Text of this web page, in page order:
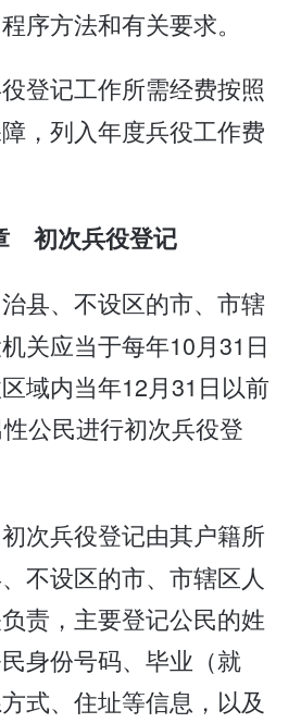
序方法和有关要求。
登记工作所需经费按照
，列入年度兵役工作费
初次兵役登记
县、不设区的市、市辖
关应当于每年10月31日
域内当年12月31日以前
公民进行初次兵役登
次兵役登记由其户籍所
不设区的市、市辖区人
责，主要登记公民的姓
身份号码、毕业（就
式、住址等信息，以及